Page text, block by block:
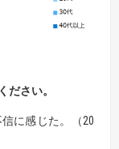
ださい。
に感じた。（20